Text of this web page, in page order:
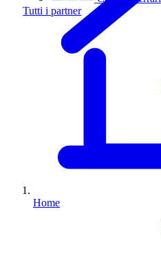
Tutti i partner
Home